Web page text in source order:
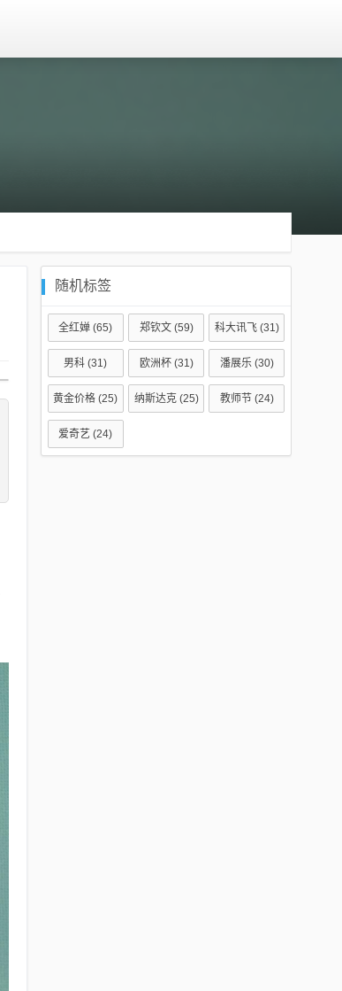
随机标签
全红婵 (65) 郑钦文(59) 科大讯飞(31)
男科 (31) 欧洲杯(31) 潘展乐(30)
黄金价格 (25) 纳斯达克(25) 教师节 (24)
爱奇艺 (24)